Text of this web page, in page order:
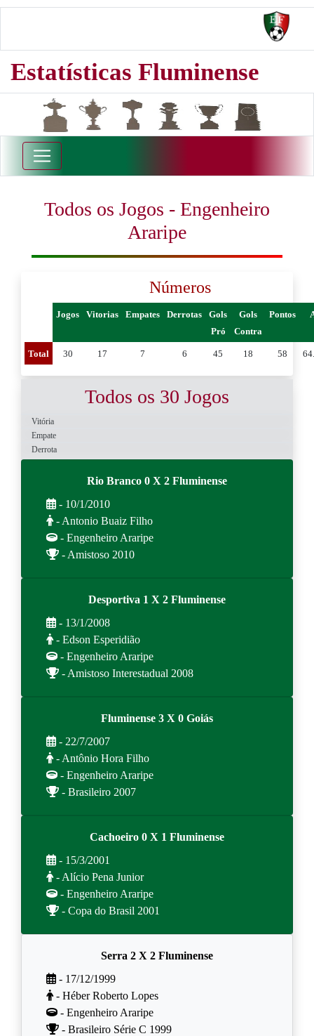
Estatísticas Fluminense
Todos os Jogos - Engenheiro
Araripe
Números
Jogos Vitorias Empates Derrotas
Gols
Pró
Gols
Contra
Pontos
Total 30 17 7 6 45 18 58
Todos os 30 Jogos
Vitória
Empate
Derrota
Rio Branco 0 X 2 Fluminense
- 10/1/2010
- Antonio Buaiz Filho
- Engenheiro Araripe
- Amistoso 2010
Desportiva 1 X 2 Fluminense
- 13/1/2008
- Edson Esperidião
- Engenheiro Araripe
- Amistoso Interestadual 2008
Fluminense 3 X 0 Goiás
- 22/7/2007
- Antônio Hora Filho
- Engenheiro Araripe
- Brasileiro 2007
Cachoeiro 0 X 1 Fluminense
- 15/3/2001
- Alício Pena Junior
- Engenheiro Araripe
- Copa do Brasil 2001
Serra 2 X 2 Fluminense
- 17/12/1999
- Héber Roberto Lopes
- Engenheiro Araripe
- Brasileiro Série C 1999